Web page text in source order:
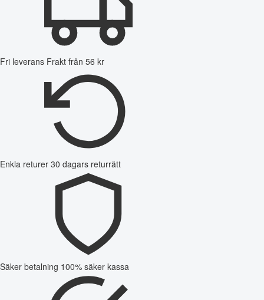
Fri leverans Frakt från 56 kr
Enkla returer 30 dagars returrätt
Säker betalning 100% säker kassa